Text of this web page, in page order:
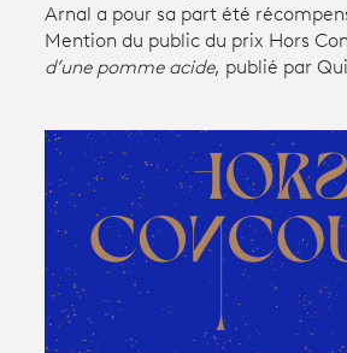
connexion
Avantages fidélité
Productions et innovation
Programme tv
Arnal a pour sa part été
Mention du public du prix Hors
d’une pomme acide, publié par